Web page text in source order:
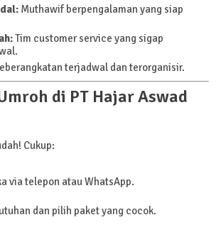
Muthawif berpengalaman yang siap
Tim customer service yang sigap
terjadwal dan terorganisir.
di PT Hajar Aswad
Cukup:
via telepon atau WhatsApp.
dan pilih paket yang cocok.